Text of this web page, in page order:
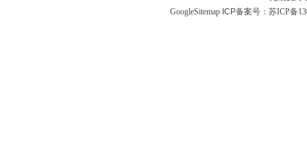
GoogleSitemapICP备案号： 苏ICP备